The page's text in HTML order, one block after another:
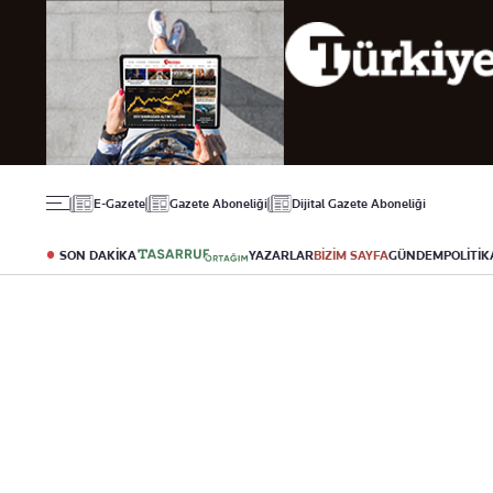
E-Gazete Gazete Aboneliği Dijital Gazete Aboneliği
SON DAKİKA YAZARLARBİZİM SAYFAGÜNDEM
Politika
Ekonomi
Borsa
Altın
Döviz
Hisse Senedi
Kripto Para
T-Otomobil
Futbol
Puan Durumu